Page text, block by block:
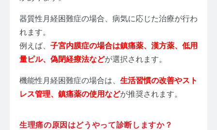
器質性月経困難症の場合、病気に応じた治療が行わ
れます。
例えば、 子宮内膜症の場合は鎮痛薬、漢方薬、低用
量ピル、偽閉経療法などが選択されます。
機能性月経困難症の場合は、 生活習慣の改善やスト
レス管理、鎮痛薬の使用などが推奨されます。
生理痛の原因はどうやって診断しますか？